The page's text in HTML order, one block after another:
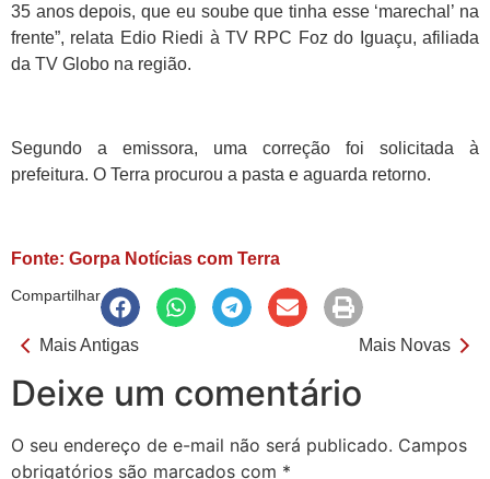
35 anos depois, que eu soube que tinha esse ‘marechal’ na
frente”, relata Edio Riedi à TV RPC Foz do Iguaçu, afiliada
da TV Globo na região.
Segundo a emissora, uma correção foi solicitada à
prefeitura. O Terra procurou a pasta e aguarda retorno.
Fonte: Gorpa Notícias com Terra
Compartilhar
Mais Antigas Mais Novas
Deixe um comentário
O seu endereço de e-mail não será publicado. Campos
obrigatórios são marcados com *